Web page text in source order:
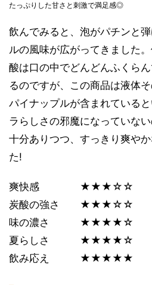
たっぷりした甘さと刺激で満足感◎
飲んでみると、泡がパチンと
ルの風味が広がってきました
酸は口の中でどんどんふくら
るのですが、この商品は液体
パイナップルが含まれている
ラらしさの邪魔になっていな
十分ありつつ、すっきり爽や
た!
爽快感 ★★★☆☆
炭酸の強さ ★★★☆☆
味の濃さ ★★★★☆
夏らしさ ★★★★☆
飲み応え ★★★★★